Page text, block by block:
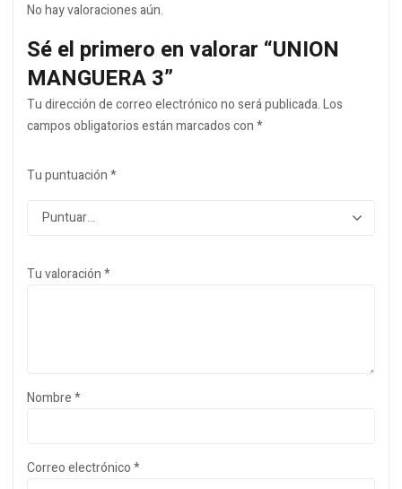
No hay valoraciones aún.
Sé el primero en valorar “UNION
MANGUERA 3”
Tu dirección de correo electrónico no será publicada.Los
campos obligatorios están marcados con*
Tu puntuación*
Tu valoración*
Nombre*
Correo electrónico*